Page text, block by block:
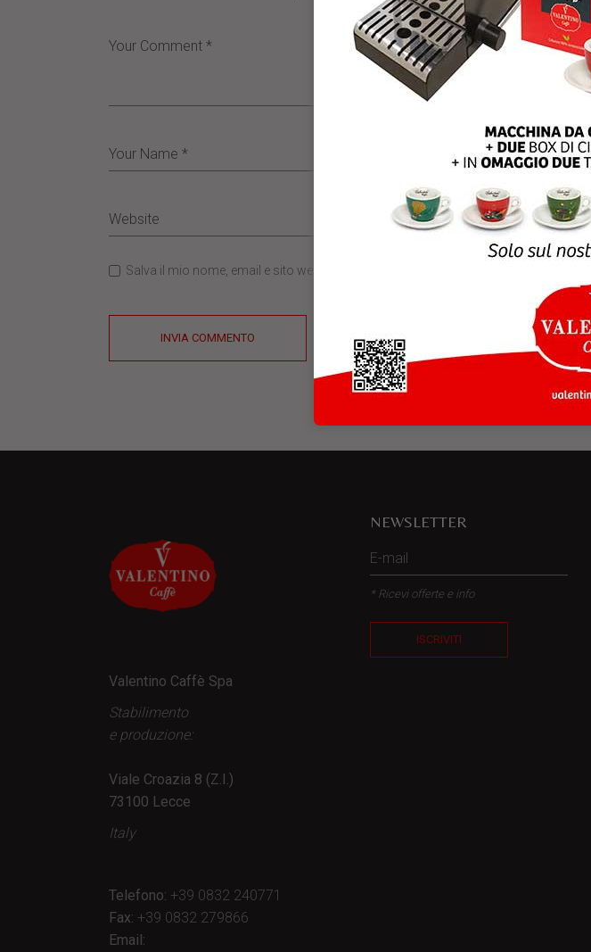
Salva il mio nome, email e sito web in questo browser per la prossima volta che
INVIA COMMENTO
Valentino Caffè Spa
Stabilimento
e produzione:
Viale Croazia 8 (Z.I.)
73100 Lecce
Italy
Telefono: +39 0832 240771
Fax: +39 0832 279866
Email:
NEWSLETTER
* Ricevi offerte e info
ISCRIVITI